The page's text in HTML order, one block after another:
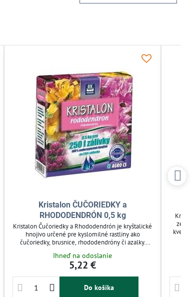
Kristalon ČUČORIEDKY a
RHODODENDRÓN 0,5 kg
Kristalon Čučoriedky a Rhododendrón je kryštalické
hnojivo určené pre kyslomilné rastliny ako
čučoriedky, brusnice, rhododendróny či azalky.
ktoré zlepšujú kondíciu a zabraňujú žltnutiu listov.
Neobsahuje vápnik a podporuje zdravý rast a
Ihneď na odoslanie
5,22 €
Do košíka
kvety.